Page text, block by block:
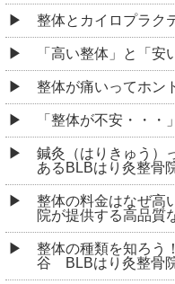
整体とカイロプラク
「高い整体」と「安
整体が痛いってホン
「整体が不安・・
鍼灸（はりきゅう）
あるBLBはり灸整骨
整体の料金はなぜ高
院が提供する高品質
整体の種類を知ろ
谷 BLBはり灸整骨